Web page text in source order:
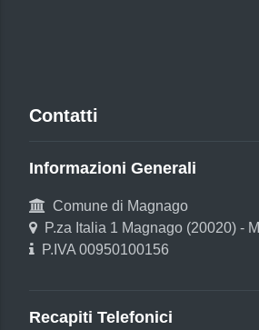
Contatti
Informazioni Generali
Comune di Magnago
P.za Italia 1 Magnago (20020) - MI
P.IVA 00950100156
Recapiti Telefonici